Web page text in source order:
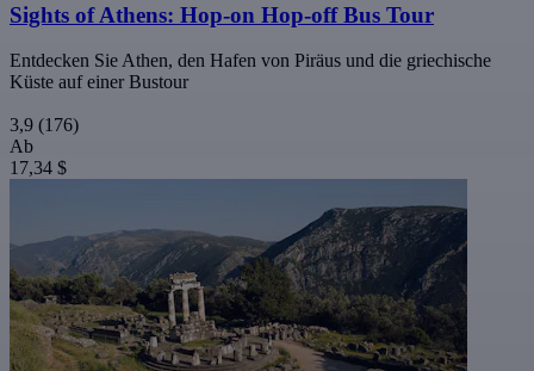
Sights of Athens: Hop-on Hop-off Bus Tour
Entdecken Sie Athen, den Hafen von Piräus und die griechische
Küste auf einer Bustour
3,9 (176)
Ab
17,34 $